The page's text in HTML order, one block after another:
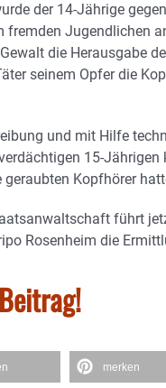
der 14-Jährige
fremden Jugendlichen
die Herausgabe
seinem Opfer die
und mit Hilfe
15-
Kopfhörer
führt
Rosenheim die
merken